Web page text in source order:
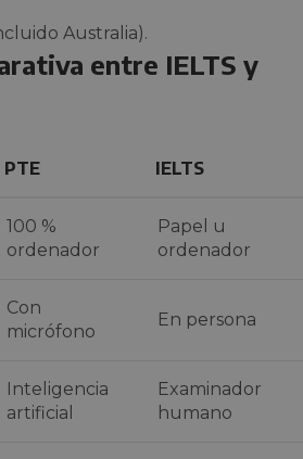
Australia).
entre IELTS y
PTE IELTS
100 %
ordenador
Papel u
ordenador
Con
micrófono
En persona
Inteligencia
artificial
Examinador
humano